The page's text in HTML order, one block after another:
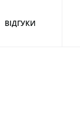
ВІДГУКИ